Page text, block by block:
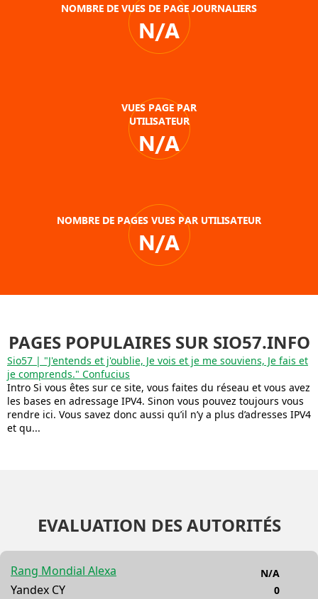
NOMBRE DE VUES DE PAGE JOURNALIERS
N/A
VUES PAGE PAR
UTILISATEUR
N/A
NOMBRE DE PAGES VUES PAR UTILISATEUR
N/A
PAGES POPULAIRES SUR SIO57.INFO
Sio57 | "J'entends et j'oublie, Je vois et je me souviens, Je fais et
je comprends." Confucius
Intro Si vous êtes sur ce site, vous faites du réseau et vous avez
les bases en adressage IPV4. Sinon vous pouvez toujours vous
rendre ici. Vous savez donc aussi qu’il n’y a plus d’adresses IPV4
et qu...
EVALUATION DES AUTORITÉS
Rang Mondial Alexa
Yandex CY
N/A
0